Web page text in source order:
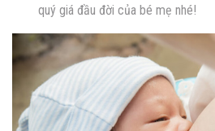
quý giá đầu đời của bé mẹ nhé!